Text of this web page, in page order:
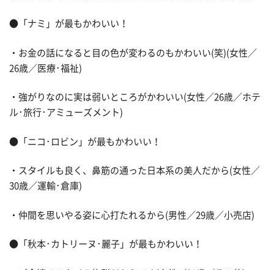
●「ナミ」が最もかわいい！
・お金の話になると目の色が変わるのもかわいい(笑)(女性／
26歳／医療･福祉)
・強がりなのに実は弱いところがかわいい(女性／26歳／ホテ
ル･旅行･アミューズメント)
●「ニコ･ロビン」が最もかわいい！
・スタイルも良く、鼻筋の通った日本系の美人だから(女性／
30歳／運輸･倉庫)
・仲間を思いやる姿に心打たれるから(男性／29歳／小売店)
●「秋本･カトリーヌ･麗子」が最もかわいい！